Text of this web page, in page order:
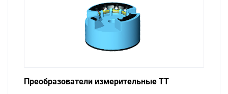
Преобразователи измерительные ТТ